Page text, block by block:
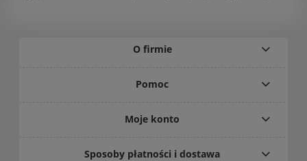
O firmie
Pomoc
Moje konto
Sposoby płatności i dostawa